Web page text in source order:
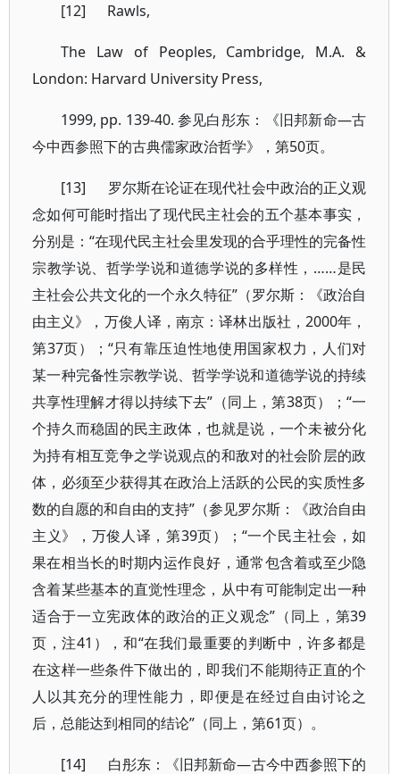
[12] Rawls,
The Law of Peoples, Cambridge, M.A. &
London: Harvard University Press,
1999, pp. 139-40. 参见白彤东：《旧邦新命—古
今中西参照下的古典儒家政治哲学》，第50页。
[13] 罗尔斯在论证在现代社会中政治的正义观
念如何可能时指出了现代民主社会的五个基本事实，
分别是：“在现代民主社会里发现的合乎理性的完备性
宗教学说、哲学学说和道德学说的多样性，……是民
主社会公共文化的一个永久特征”（罗尔斯：《政治自
由主义》，万俊人译，南京：译林出版社，2000年，
第37页）；“只有靠压迫性地使用国家权力，人们对
某一种完备性宗教学说、哲学学说和道德学说的持续
共享性理解才得以持续下去”（同上，第38页）；“一
个持久而稳固的民主政体，也就是说，一个未被分化
为持有相互竞争之学说观点的和敌对的社会阶层的政
体，必须至少获得其在政治上活跃的公民的实质性多
数的自愿的和自由的支持”（参见罗尔斯：《政治自由
主义》，万俊人译，第39页）；“一个民主社会，如
果在相当长的时期内运作良好，通常包含着或至少隐
含着某些基本的直觉性理念，从中有可能制定出一种
适合于一立宪政体的政治的正义观念”（同上，第39
页，注41），和“在我们最重要的判断中，许多都是
在这样一些条件下做出的，即我们不能期待正直的个
人以其充分的理性能力，即便是在经过自由讨论之
后，总能达到相同的结论”（同上，第61页）。
[14] 白彤东：《旧邦新命—古今中西参照下的